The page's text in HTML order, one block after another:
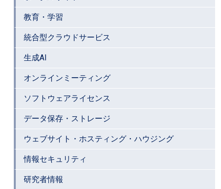
教育・学習
統合型クラウドサービス
生成AI
オンラインミーティング
ソフトウェアライセンス
データ保存・ストレージ
ウェブサイト・ホスティング・ハウジング
情報セキュリティ
研究者情報